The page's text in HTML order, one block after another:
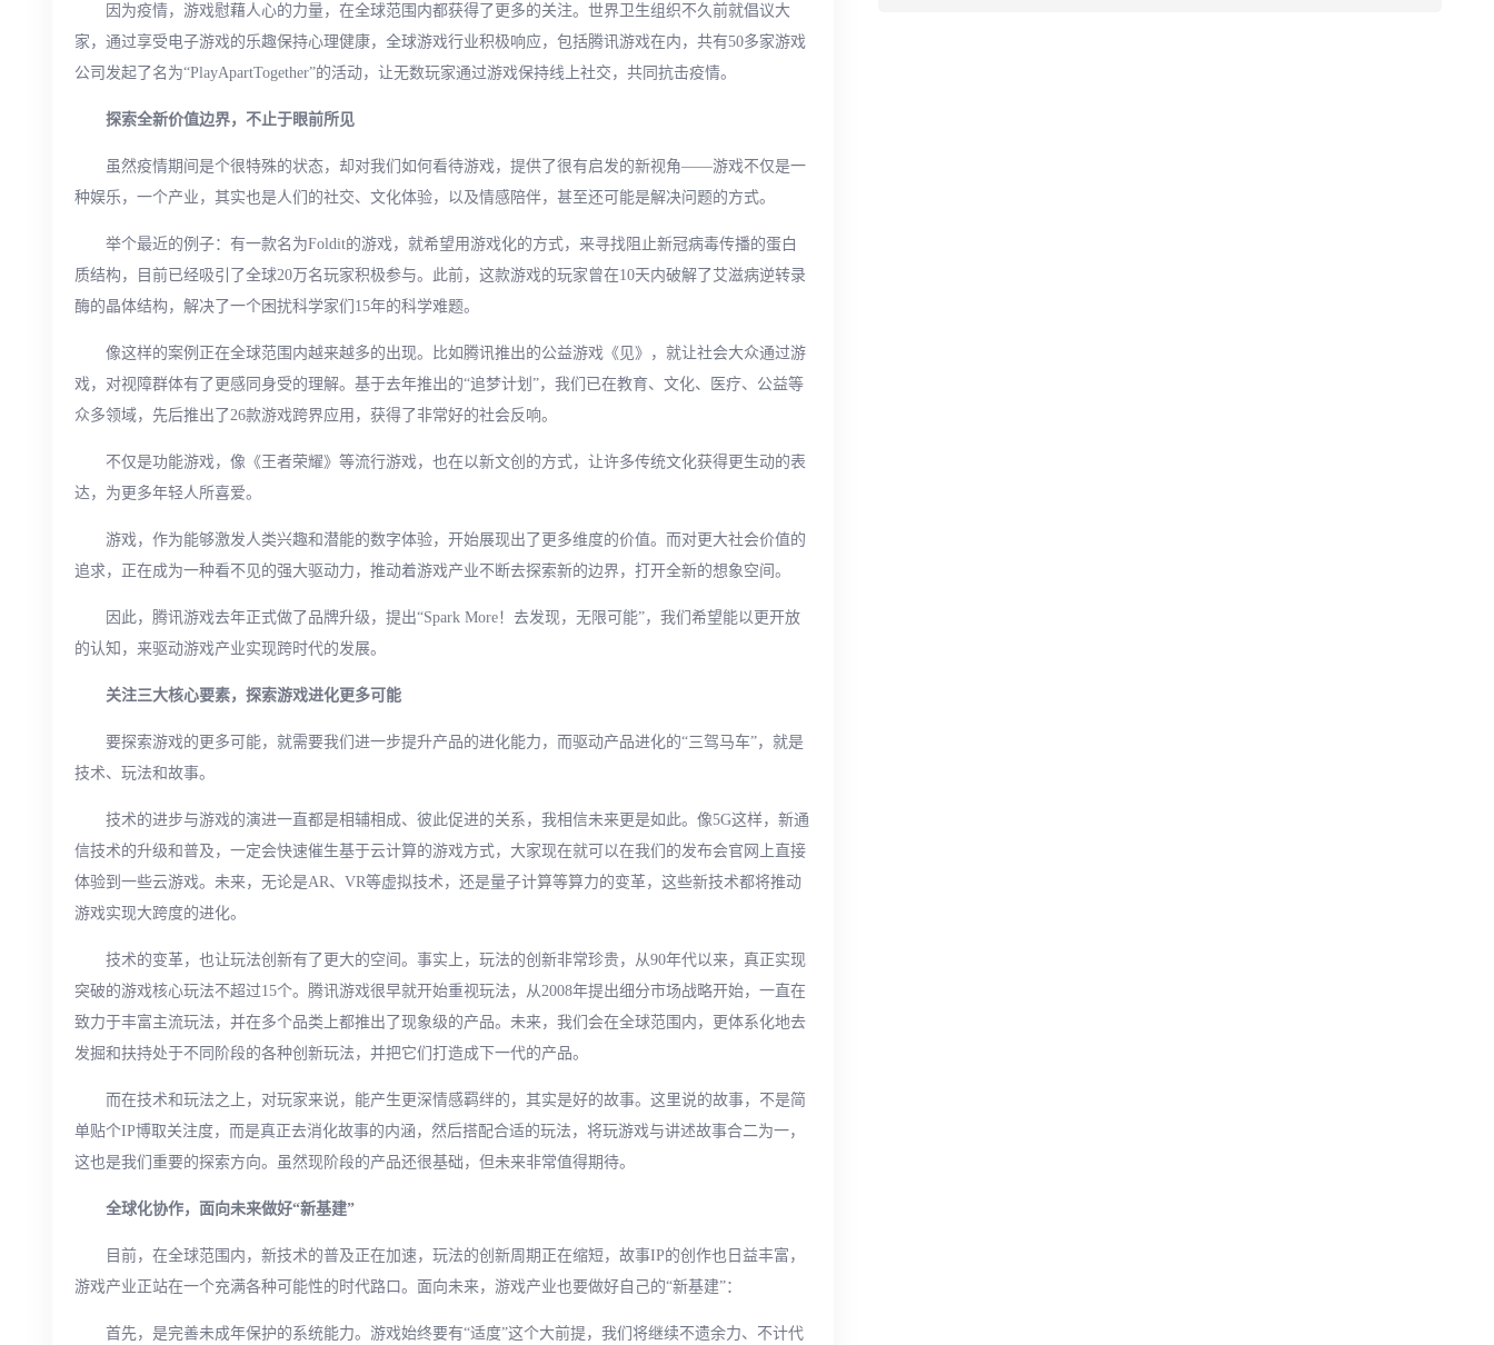
因为疫情，游戏慰藉人心的力量，在全球范围内都获得了更多的关注。世界卫生组织不久前就倡议大
家，通过享受电子游戏的乐趣保持心理健康，全球游戏行业积极响应，包括腾讯游戏在内，共有50多家游戏
公司发起了名为“PlayApartTogether”的活动，让无数玩家通过游戏保持线上社交，共同抗击疫情。
探索全新价值边界，不止于眼前所见
虽然疫情期间是个很特殊的状态，却对我们如何看待游戏，提供了很有启发的新视角——游戏不仅是一
种娱乐，一个产业，其实也是人们的社交、文化体验，以及情感陪伴，甚至还可能是解决问题的方式。
举个最近的例子：有一款名为Foldit的游戏，就希望用游戏化的方式，来寻找阻止新冠病毒传播的蛋白
质结构，目前已经吸引了全球20万名玩家积极参与。此前，这款游戏的玩家曾在10天内破解了艾滋病逆转录
酶的晶体结构，解决了一个困扰科学家们15年的科学难题。
像这样的案例正在全球范围内越来越多的出现。比如腾讯推出的公益游戏《见》，就让社会大众通过游
戏，对视障群体有了更感同身受的理解。基于去年推出的“追梦计划”，我们已在教育、文化、医疗、公益等
众多领域，先后推出了26款游戏跨界应用，获得了非常好的社会反响。
不仅是功能游戏，像《王者荣耀》等流行游戏，也在以新文创的方式，让许多传统文化获得更生动的表
达，为更多年轻人所喜爱。
游戏，作为能够激发人类兴趣和潜能的数字体验，开始展现出了更多维度的价值。而对更大社会价值的
追求，正在成为一种看不见的强大驱动力，推动着游戏产业不断去探索新的边界，打开全新的想象空间。
因此，腾讯游戏去年正式做了品牌升级，提出“Spark More！去发现，无限可能”，我们希望能以更开放
的认知，来驱动游戏产业实现跨时代的发展。
关注三大核心要素，探索游戏进化更多可能
要探索游戏的更多可能，就需要我们进一步提升产品的进化能力，而驱动产品进化的“三驾马车”，就是
技术、玩法和故事。
技术的进步与游戏的演进一直都是相辅相成、彼此促进的关系，我相信未来更是如此。像5G这样，新通
信技术的升级和普及，一定会快速催生基于云计算的游戏方式，大家现在就可以在我们的发布会官网上直接
体验到一些云游戏。未来，无论是AR、VR等虚拟技术，还是量子计算等算力的变革，这些新技术都将推动
游戏实现大跨度的进化。
技术的变革，也让玩法创新有了更大的空间。事实上，玩法的创新非常珍贵，从90年代以来，真正实现
突破的游戏核心玩法不超过15个。腾讯游戏很早就开始重视玩法，从2008年提出细分市场战略开始，一直在
致力于丰富主流玩法，并在多个品类上都推出了现象级的产品。未来，我们会在全球范围内，更体系化地去
发掘和扶持处于不同阶段的各种创新玩法，并把它们打造成下一代的产品。
而在技术和玩法之上，对玩家来说，能产生更深情感羁绊的，其实是好的故事。这里说的故事，不是简
单贴个IP博取关注度，而是真正去消化故事的内涵，然后搭配合适的玩法，将玩游戏与讲述故事合二为一，
这也是我们重要的探索方向。虽然现阶段的产品还很基础，但未来非常值得期待。
全球化协作，面向未来做好“新基建”
目前，在全球范围内，新技术的普及正在加速，玩法的创新周期正在缩短，故事IP的创作也日益丰富，
游戏产业正站在一个充满各种可能性的时代路口。面向未来，游戏产业也要做好自己的“新基建”：
首先，是完善未成年保护的系统能力。游戏始终要有“适度”这个大前提，我们将继续不遗余力、不计代